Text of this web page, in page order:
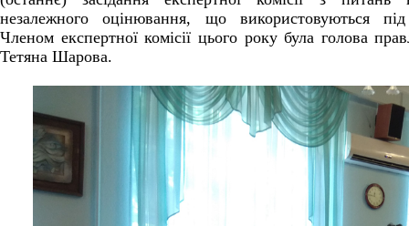
незалежного оцінювання, що використовуються
Членом експертної комісії цього року була голова
Тетяна Шарова.